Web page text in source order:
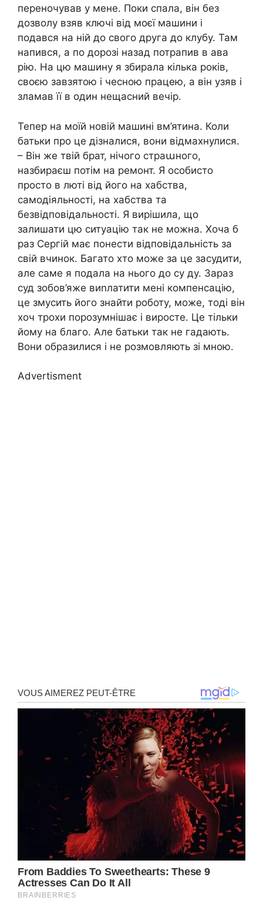
переночував у мене. Поки спала, він без
дозволу взяв ключі від моєї машини і
подався на ній до свого друга до клубу. Там
напився, а по дорозі назад потрапив в ава
рію. На цю машину я збирала кілька років,
своєю завзятою і чесною працею, а він узяв і
зламав її в один нещасний вечір.
Тепер на моїй новій машині вм’ятина. Коли
батьки про це дізналися, вони відмахнулися.
– Він же твій брат, нічого страաного,
назбираєш потім на ремонт. Я особисто
просто в люті від його на хабства,
самодіяльності, на хабства та
безвідповідальності. Я вирішила, що
залишати цю ситуацію так не можна. Хоча б
раз Сергій має понести відповідальність за
свій вчинок. Багато хто може за це засудити,
але саме я подала на нього до су ду. Зараз
суд зобов’яже виnлатити мені компенсацію,
це змусить його знайти роботу, може, тоді він
хоч трохи порозумнішає і виросте. Це тільки
йому на благо. Але батьки так не гадають.
Вони образилися і не розмовляють зі мною.
Advertisment